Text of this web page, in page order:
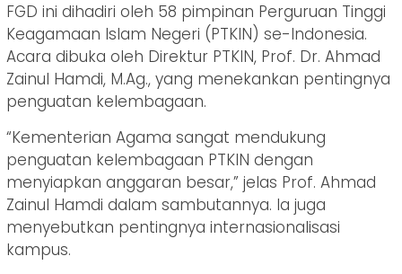
FGD ini dihadiri oleh 58 pimpinan Perguruan Tinggi
Keagamaan Islam Negeri (PTKIN) se-Indonesia.
Acara dibuka oleh Direktur PTKIN, Prof. Dr. Ahmad
Zainul Hamdi, M.Ag., yang menekankan pentingnya
penguatan kelembagaan.
“Kementerian Agama sangat mendukung
penguatan kelembagaan PTKIN dengan
menyiapkan anggaran besar,” jelas Prof. Ahmad
Zainul Hamdi dalam sambutannya. Ia juga
menyebutkan pentingnya internasionalisasi
kampus.